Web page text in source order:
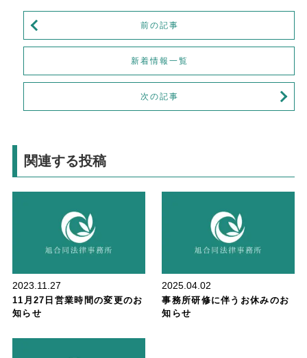
前の記事
次の記事
新着情報一覧
関連する投稿
2023.11.27
11月27日営業時間の変更のお
知らせ
2025.04.02
事務所研修に伴うお休みのお
知らせ